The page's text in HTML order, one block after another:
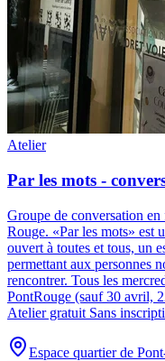
Atelier
Par les mots -
Groupe de conversation
Rouge. «Par les mots» est
ouvert à toutes et tous, un
permettant aux personnes
rencontrer. Tous les
PontRouge (sauf 30 avril,
Atelier gratuit Sans
Espace quartier de